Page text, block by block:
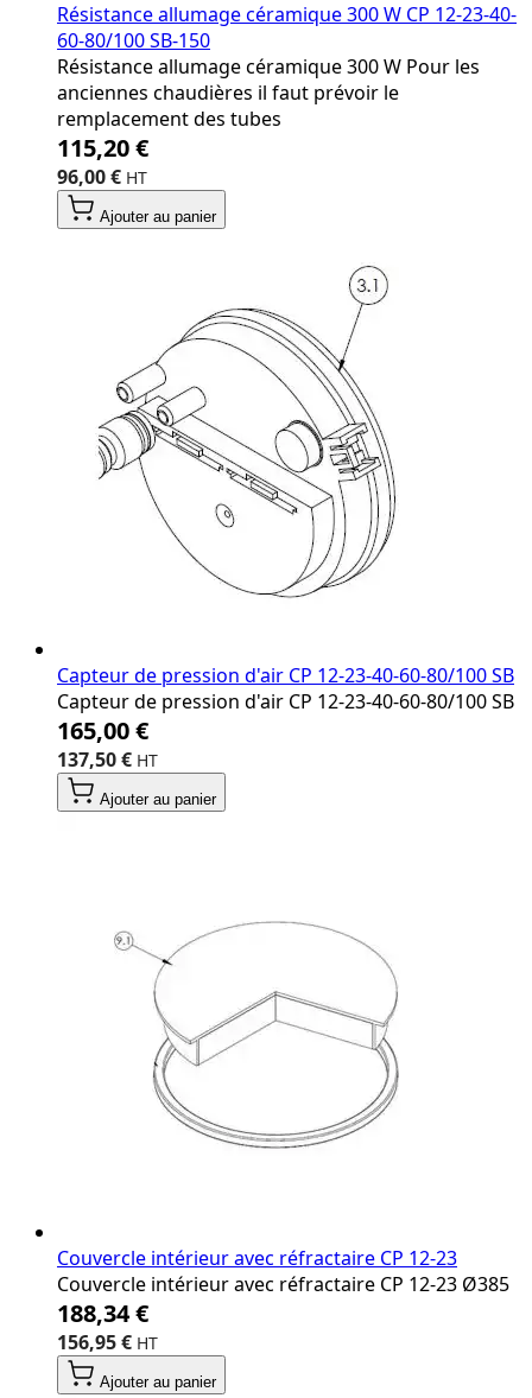
Résistance allumage céramique 300 W CP 12‐23‐40‐
60‐80/100 SB‐150
Résistance allumage céramique 300 W Pour les
anciennes chaudières il faut prévoir le
remplacement des tubes
115,20 €
96,00 €
Ajouter au panier
Capteur de pression d'air CP 12‐23‐40‐60‐80/100 SB
Capteur de pression d'air CP 12‐23‐40‐60‐80/100 SB
165,00 €
137,50 €
Ajouter au panier
Couvercle intérieur avec réfractaire CP 12‐23
Couvercle intérieur avec réfractaire CP 12‐23 Ø385
188,34 €
156,95 €
Ajouter au panier